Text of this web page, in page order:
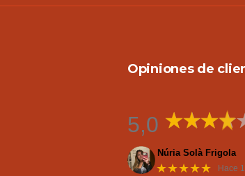
Opiniones de
5,0
Núria Solà Frigola
★★★★★ Hace